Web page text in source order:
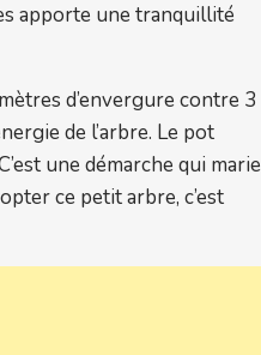
apporte une tranquillité
d’envergure contre 3
de l’arbre. Le pot
une démarche qui marie
ce petit arbre, c’est